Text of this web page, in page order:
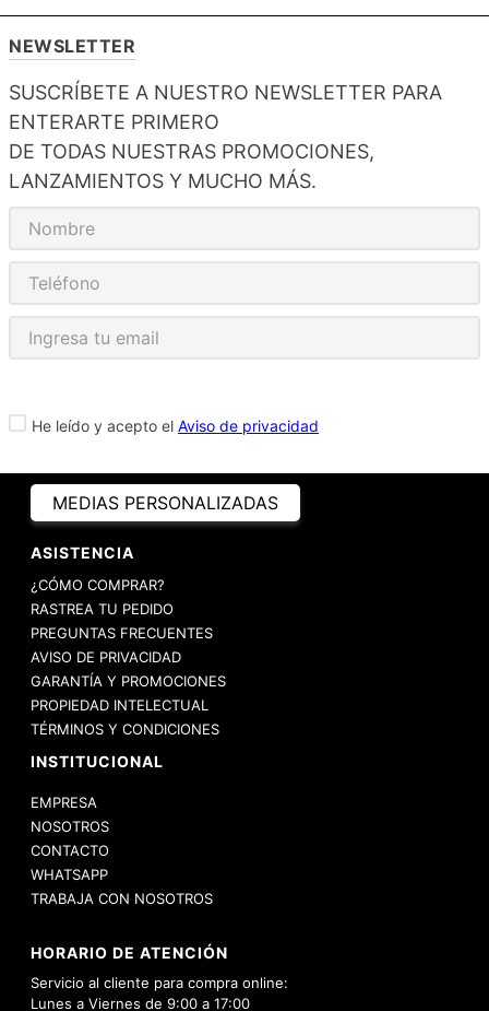
NEWSLETTER
SUSCRÍBETE A NUESTRO NEWSLETTER PARA
ENTERARTE PRIMERO
DE TODAS NUESTRAS PROMOCIONES,
LANZAMIENTOS Y MUCHO MÁS.
He leído y acepto el Aviso de privacidad
MEDIAS PERSONALIZADAS
ASISTENCIA
¿CÓMO COMPRAR?
RASTREA TU PEDIDO
PREGUNTAS FRECUENTES
AVISO DE PRIVACIDAD
GARANTÍA Y PROMOCIONES
PROPIEDAD INTELECTUAL
TÉRMINOS Y CONDICIONES
INSTITUCIONAL
EMPRESA
NOSOTROS
CONTACTO
WHATSAPP
TRABAJA CON NOSOTROS
HORARIO DE ATENCIÓN
Servicio al cliente para compra online:
Lunes a Viernes de 9:00 a 17:00